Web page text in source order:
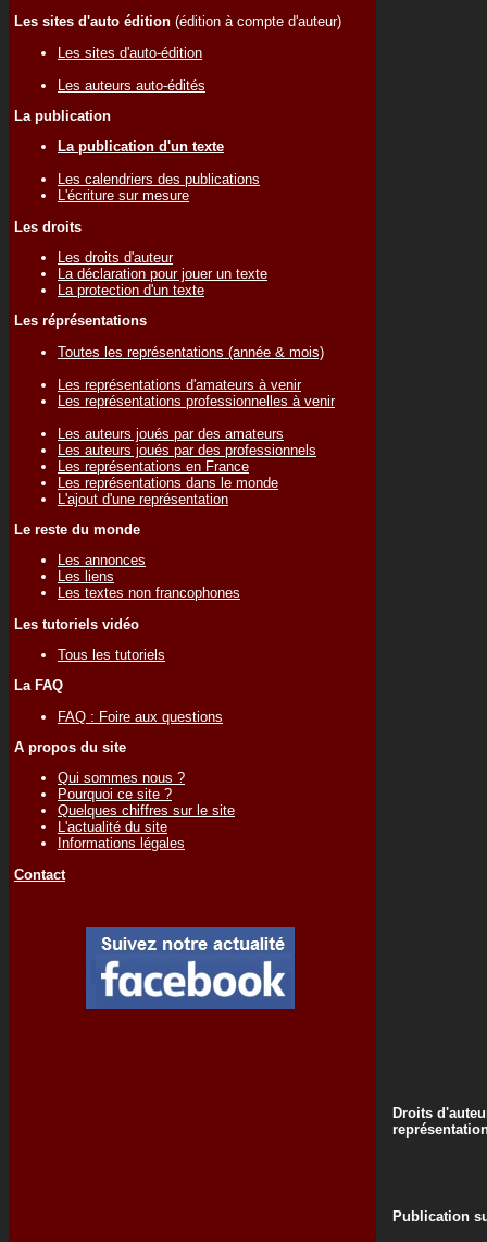
Les sites d'auto édition (édition à compte d'auteur)
Les sites d'auto-édition
Les auteurs auto-édités
La publication
La publication d'un texte
Les calendriers des publications
L'écriture sur mesure
Les droits
Les droits d'auteur
La déclaration pour jouer un texte
La protection d'un texte
Les réprésentations
Toutes les représentations (année & mois)
Les représentations d'amateurs à venir
Les représentations professionnelles à venir
Les auteurs joués par des amateurs
Les auteurs joués par des professionnels
Les représentations en France
Les représentations dans le monde
L'ajout d'une représentation
Le reste du monde
Les annonces
Les liens
Les textes non francophones
Les tutoriels vidéo
Tous les tutoriels
La FAQ
FAQ : Foire aux questions
A propos du site
Qui sommes nous ?
Pourquoi ce site ?
Quelques chiffres sur le site
L'actualité du site
Informations légales
Contact
Droits
Publication